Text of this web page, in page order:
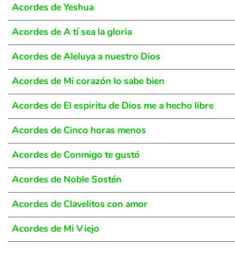
Acordes de Yeshua
Acordes de A tí sea la gloria
Acordes de Aleluya a nuestro Dios
Acordes de Mi corazón lo sabe bien
Acordes de El espiritu de Dios me a hecho libre
Acordes de Cinco horas menos
Acordes de Conmigo te gustó
Acordes de Noble Sostén
Acordes de Clavelitos con amor
Acordes de Mi Viejo